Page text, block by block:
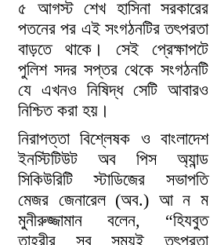
৫ আগস্ট শেখ হাসিনা সরকারের
পতনের পর এই সংগঠনটির তৎপরতা
বাড়তে থাকে। সেই প্রেক্ষাপটে
পুলিশ সদর সপ্তর থেকে সংগঠনটি
যে এখনও নিষিদ্ধ সেটি আবারও
নিশ্চিত করা হয়।
নিরাপত্তা বিশ্লেষক ও বাংলাদেশ
ইনস্টিটিউট অব পিস অ্যান্ড
সিকিউরিটি স্টাডিজের সভাপতি
মেজর জেনারেল (অব.) আ ন ম
মুনীরুজ্জামান বলেন, “হিযবুত
তাহরীর সব সময়ই তৎপরতা